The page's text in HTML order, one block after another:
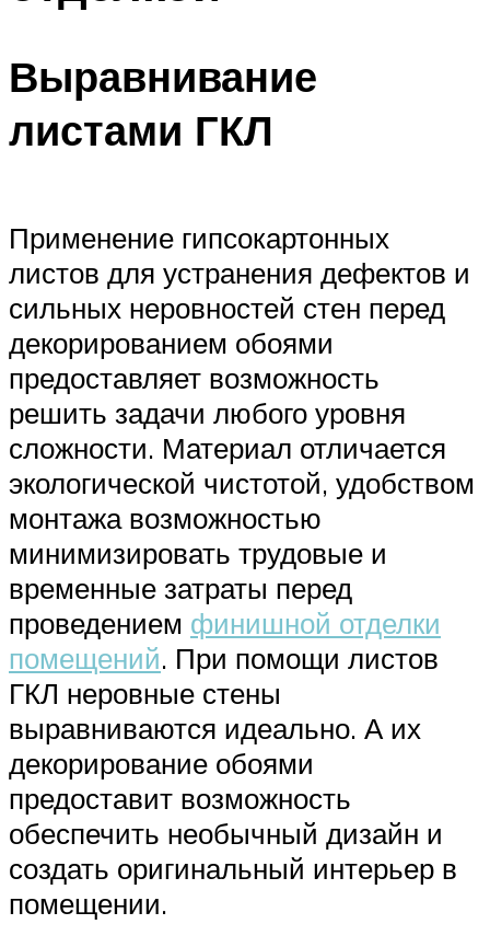
Выравнивание
листами ГКЛ
Применение гипсокартонных
листов для устранения дефектов и
сильных неровностей стен перед
декорированием обоями
предоставляет возможность
решить задачи любого уровня
сложности. Материал отличается
экологической чистотой, удобством
монтажа возможностью
минимизировать трудовые и
временные затраты перед
проведением финишной отделки
помещений. При помощи листов
ГКЛ неровные стены
выравниваются идеально. А их
декорирование обоями
предоставит возможность
обеспечить необычный дизайн и
создать оригинальный интерьер в
помещении.